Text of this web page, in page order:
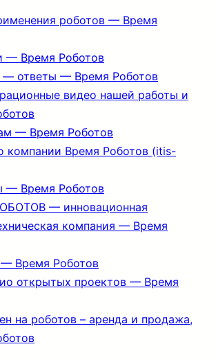
роботов — Время
— Время Роботов
— ответы — Время Роботов
видео нашей работы и
— Время Роботов
компании Время Роботов (itis-
— Время Роботов
— инновационная
компания — Время
Время Роботов
открытых проектов — Время
на роботов – аренда и продажа,